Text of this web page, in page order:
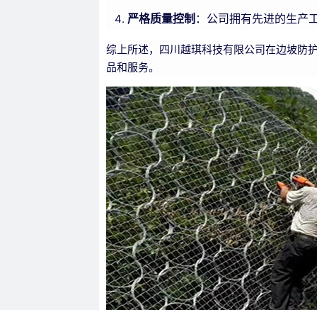
严格质量控制 ：公司拥有先进的生产
综上所述，四川越琪科技有限公司在边坡防
品和服务。